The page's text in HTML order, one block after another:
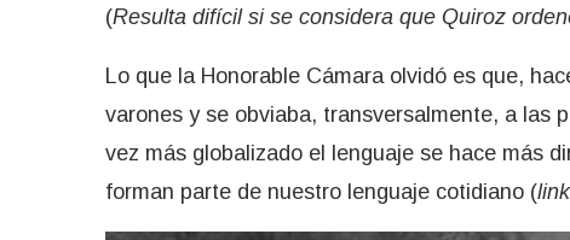
(Resulta difícil si se considera que Quiroz
Lo que la Honorable Cámara olvidó es que,
varones y se obviaba, transversalmente, a las
vez más globalizado el lenguaje se hace más
forman parte de nuestro lenguaje cotidiano (